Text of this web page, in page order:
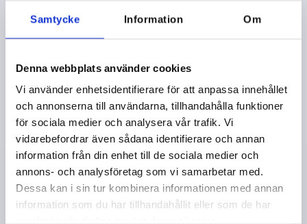
Samtycke Information Om
Denna webbplats använder cookies
Vi använder enhetsidentifierare för att anpassa innehållet
och annonserna till användarna, tillhandahålla funktioner
för sociala medier och analysera vår trafik. Vi
vidarebefordrar även sådana identifierare och annan
information från din enhet till de sociala medier och
annons- och analysföretag som vi samarbetar med.
Dessa kan i sin tur kombinera informationen med annan
information som du har tillhandahållit eller som de har
T-HANDTAG ANTIBAKTERIELL, A=85, INNERGÄNGA
D=M10, B=19,6, H=45, FORM:K, TERMOPLAST GRÅ
RAL7015, KOMP:ROSTFRITT STÅL
GÄNGA=M10 GÄNGDJUP=18
FORM=K
HANDTAGSLÄNGD=85
BREDD=19,6 D3=24
HÖJD=45
H1=26,5
Beställningsnummer: K2267.8510